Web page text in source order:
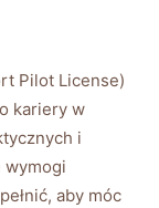
Pilot License)
kariery w
i
wymogi
aby móc